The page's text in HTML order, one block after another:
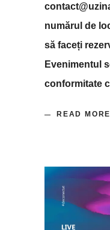
numărul de
să faceți
Evenimentul
conformitate
READ MORE